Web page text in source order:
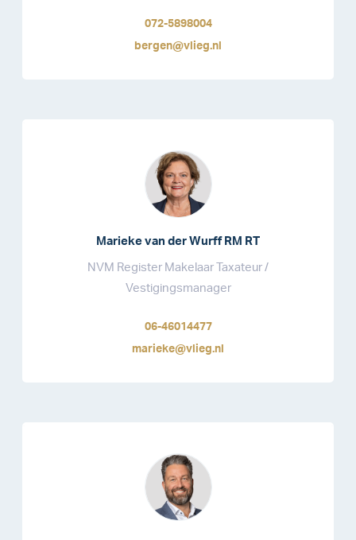
072-5898004
bergen@vlieg.nl
Marieke van der Wurff RM RT
NVM Register Makelaar Taxateur /
Vestigingsmanager
06-46014477
marieke@vlieg.nl